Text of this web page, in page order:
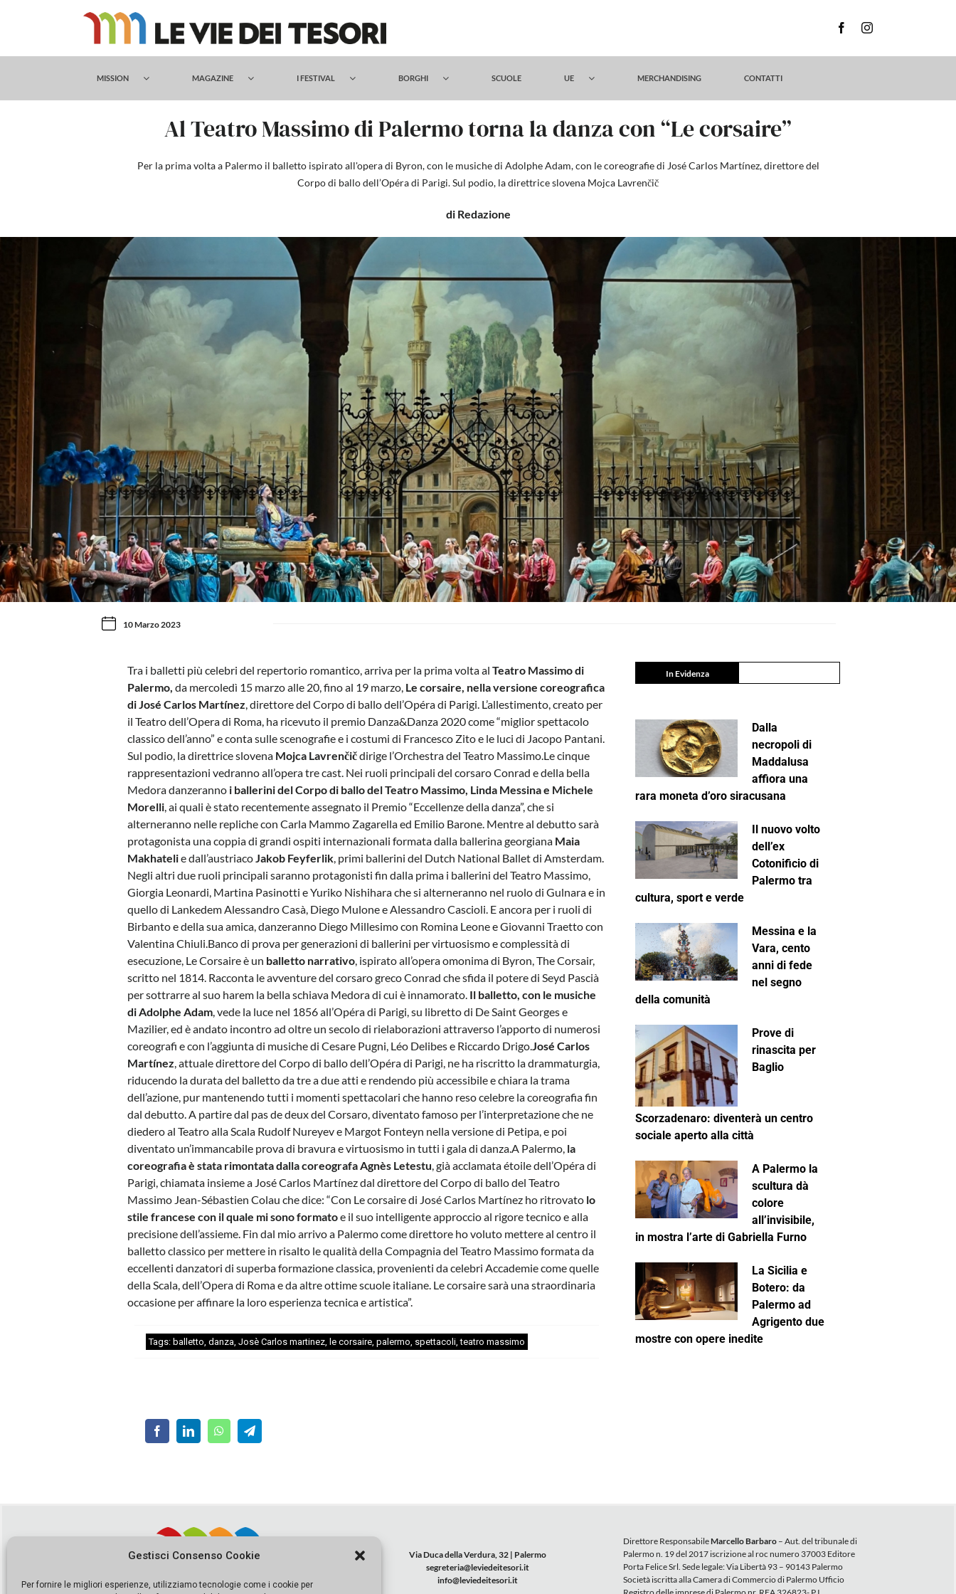
Gestisci Consenso Cookie
Per fornire le migliori esperienze, utilizziamo tecnologie come i cookie per
MISSION MAGAZINE I FESTIVAL BORGHI SCUOLE UE MERCHANDISING CONTATTI
Al Teatro Massimo di Palermo torna la danza con “Le corsaire”
Per la prima volta a Palermo il balletto ispirato all'opera di Byron, con le musiche di Adolphe Adam, con le coreografie di José Carlos Martínez, direttore del
Corpo di ballo dell’Opéra di Parigi. Sul podio, la direttrice slovena Mojca Lavrenčič
di Redazione
10 Marzo 2023
Tra i balletti più celebri del repertorio romantico, arriva per la prima volta alTeatro Massimo di
Palermo, da mercoledì 15 marzo alle 20, fino al 19 marzo, Le corsaire, nella versione coreografica
di José Carlos Martínez , direttore del Corpo di ballo dell’Opéra di Parigi. L’allestimento, creato per
il Teatro dell’Opera di Roma, ha ricevuto il premio Danza&Danza 2020 come “miglior spettacolo
classico dell’anno” e conta sulle scenografie e i costumi di Francesco Zito e le luci di Jacopo Pantani.
Sul podio, la direttrice slovena Mojca Lavrenčičdirige l’Orchestra del Teatro Massimo.Le cinque
rappresentazioni vedranno all’opera tre cast. Nei ruoli principali del corsaro Conrad e della bella
Medora danzeranno i ballerini del Corpo di ballo del Teatro Massimo, Linda Messina e Michele
Morelli , ai quali è stato recentemente assegnato il Premio “Eccellenze della danza”, che si
alterneranno nelle repliche con Carla Mammo Zagarella ed Emilio Barone. Mentre al debutto sarà
protagonista una coppia di grandi ospiti internazionali formata dalla ballerina georgiana Maia
Makhatelie dall’austriaco Jakob Feyferlik , primi ballerini del Dutch National Ballet di Amsterdam.
Negli altri due ruoli principali saranno protagonisti fin dalla prima i ballerini del Teatro Massimo,
Giorgia Leonardi, Martina Pasinotti e Yuriko Nishihara che si alterneranno nel ruolo di Gulnara e in
quello di Lankedem Alessandro Casà, Diego Mulone e Alessandro Cascioli. E ancora per i ruoli di
Birbanto e della sua amica, danzeranno Diego Millesimo con Romina Leone e Giovanni Traetto con
Valentina Chiuli.Banco di prova per generazioni di ballerini per virtuosismo e complessità di
esecuzione, Le Corsaire è un balletto narrativo , ispirato all’opera omonima di Byron, The Corsair,
scritto nel 1814. Racconta le avventure del corsaro greco Conrad che sfida il potere di Seyd Pascià
per sottrarre al suo harem la bella schiava Medora di cui è innamorato. Il balletto, con le musiche
di Adolphe Adam , vede la luce nel 1856 all’Opéra di Parigi, su libretto di De Saint Georges e
Mazilier, ed è andato incontro ad oltre un secolo di rielaborazioni attraverso l’apporto di numerosi
coreografi e con l’aggiunta di musiche di Cesare Pugni, Léo Delibes e Riccardo Drigo. José Carlos
Martínez , attuale direttore del Corpo di ballo dell’Opéra di Parigi, ne ha riscritto la drammaturgia,
riducendo la durata del balletto da tre a due atti e rendendo più accessibile e chiara la trama
dell’azione, pur mantenendo tutti i momenti spettacolari che hanno reso celebre la coreografia fin
dal debutto. A partire dal pas de deux del Corsaro, diventato famoso per l’interpretazione che ne
diedero al Teatro alla Scala Rudolf Nureyev e Margot Fonteyn nella versione di Petipa, e poi
diventato un’immancabile prova di bravura e virtuosismo in tutti i gala di danza.A Palermo, la
coreografia è stata rimontata dalla coreografa Agnès Letestu , già acclamata étoile dell’Opéra di
Parigi, chiamata insieme a José Carlos Martínez dal direttore del Corpo di ballo del Teatro
Massimo Jean-Sébastien Colau che dice: “Con Le corsaire di José Carlos Martínez ho ritrovato lo
stile francese con il quale mi sono formatoe il suo intelligente approccio al rigore tecnico e alla
precisione dell’assieme. Fin dal mio arrivo a Palermo come direttore ho voluto mettere al centro il
balletto classico per mettere in risalto le qualità della Compagnia del Teatro Massimo formata da
eccellenti danzatori di superba formazione classica, provenienti da celebri Accademie come quelle
della Scala, dell’Opera di Roma e da altre ottime scuole italiane. Le corsaire sarà una straordinaria
occasione per affinare la loro esperienza tecnica e artistica”.
Tags: balletto ,danza ,Josè Carlos martinez le corsaire ,palermo spettacoli ,teatro massimo
In Evidenza
Dalla
necropoli di
Maddalusa
affiora una
rara moneta d’oro siracusana
Il nuovo volto
dell’ex
Cotonificio di
Palermo tra
cultura, sport e verde
Messina e la
Vara, cento
anni di fede
nel segno
della comunità
Prove di
rinascita per
Baglio
Scorzadenaro: diventerà un centro
sociale aperto alla città
A Palermo la
scultura dà
colore
all’invisibile,
in mostra l’arte di Gabriella Furno
La Sicilia e
Botero: da
Palermo ad
Agrigento due
mostre con opere inedite
Via Duca della Verdura, 32 | Palermo
segreteria@leviedeitesori.it
info@leviedeitesori.it
Direttore ResponsabileMarcello Barbaro– Aut. del tribunale di
Palermo n. 19 del 2017 iscrizione al roc numero 37003 Editore
Porta Felice Srl. Sede legale: Via Libertà 93 – 90143 Palermo
Società iscritta alla Camera di Commercio di Palermo Ufficio